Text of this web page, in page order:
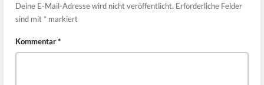
Deine E-Mail-Adresse wird nicht veröffentlicht. Erforderliche Felder
sind mit * markiert
Kommentar*